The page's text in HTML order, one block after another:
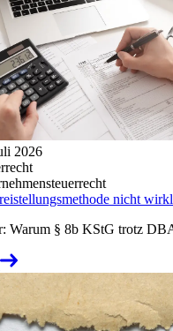
2026
nicht
Warum § 8b KStG trotz